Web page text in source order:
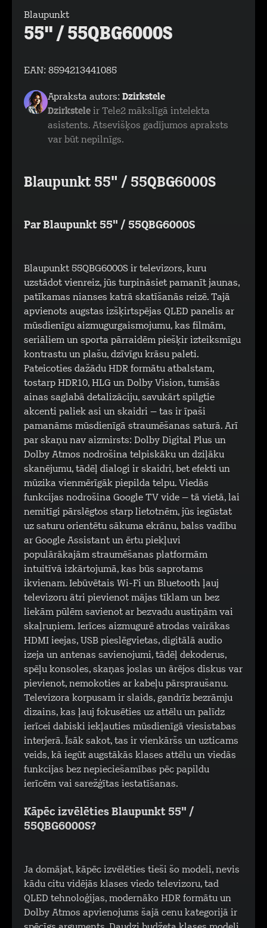
Blaupunkt
55" / 55QBG6000S
EAN: 8594213441085
Apraksta autors: Dzirkstele
Dzirkstele ir Tele2 mākslīgā intelekta
asistents. Atsevišķos gadījumos apraksts
var būt nepilnīgs.
Blaupunkt 55" / 55QBG6000S
Par Blaupunkt 55" / 55QBG6000S
Blaupunkt 55QBG6000S ir televizors, kuru
uzstādot vienreiz, jūs turpināsiet pamanīt jaunas,
patīkamas nianses katrā skatīšanās reizē. Tajā
apvienots augstas izšķirtspējas QLED panelis ar
mūsdienīgu aizmugurgaismojumu, kas filmām,
seriāliem un sporta pārraidēm piešķir izteiksmīgu
kontrastu un plašu, dzīvīgu krāsu paleti.
Pateicoties dažādu HDR formātu atbalstam,
tostarp HDR10, HLG un Dolby Vision, tumšās
ainas saglabā detalizāciju, savukārt spilgtie
akcenti paliek asi un skaidri – tas ir īpaši
pamanāms mūsdienīgā straumēšanas saturā. Arī
par skaņu nav aizmirsts: Dolby Digital Plus un
Dolby Atmos nodrošina telpiskāku un dziļāku
skanējumu, tādēļ dialogi ir skaidri, bet efekti un
mūzika vienmērīgāk piepilda telpu. Viedās
funkcijas nodrošina Google TV vide – tā vietā, lai
nemitīgi pārslēgtos starp lietotnēm, jūs iegūstat
uz saturu orientētu sākuma ekrānu, balss vadību
ar Google Assistant un ērtu piekļuvi
populārākajām straumēšanas platformām
intuitīvā izkārtojumā, kas būs saprotams
ikvienam. Iebūvētais Wi-Fi un Bluetooth ļauj
televizoru ātri pievienot mājas tīklam un bez
liekām pūlēm savienot ar bezvadu austiņām vai
skaļruņiem. Ierīces aizmugurē atrodas vairākas
HDMI ieejas, USB pieslēgvietas, digitālā audio
izeja un antenas savienojumi, tādēļ dekoderus,
spēļu konsoles, skaņas joslas un ārējos diskus var
pievienot, nemokoties ar kabeļu pārspraušanu.
Televizora korpusam ir slaids, gandrīz bezrāmju
dizains, kas ļauj fokusēties uz attēlu un palīdz
ierīcei dabiski iekļauties mūsdienīgā viesistabas
interjerā. Īsāk sakot, tas ir vienkāršs un uzticams
veids, kā iegūt augstākās klases attēlu un viedās
funkcijas bez nepieciešamības pēc papildu
ierīcēm vai sarežģītas iestatīšanas.
Kāpēc izvēlēties Blaupunkt 55" /
55QBG6000S?
Ja domājat, kāpēc izvēlēties tieši šo modeli, nevis
kādu citu vidējās klases viedo televizoru, tad
QLED tehnoloģijas, modernāko HDR formātu un
Dolby Atmos apvienojums šajā cenu kategorijā ir